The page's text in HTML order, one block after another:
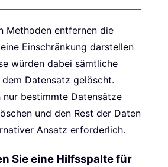
Methoden entfernen die
Einschränkung darstellen
würden dabei sämtliche
Datensatz gelöscht.
bestimmte Datensätze
und den Rest der Daten
Ansatz erforderlich.
Sie eine Hilfsspalte für